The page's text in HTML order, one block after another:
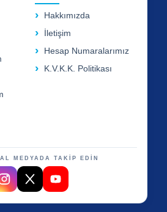
Hakkımızda
İletişim
Hesap Numaralarımız
K.V.K.K. Politikası
MEDYADA TAKİP EDİN